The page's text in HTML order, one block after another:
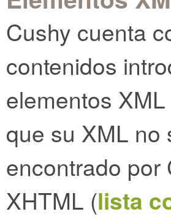
Cushy cuenta
contenidos
elementos
que su XML no
encontrado por
XHTML (lista